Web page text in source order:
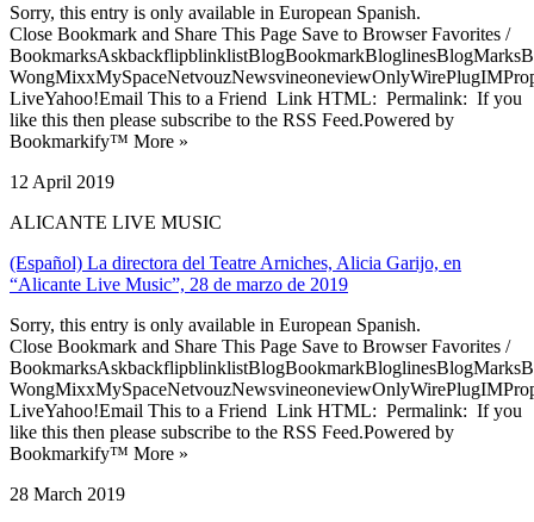
Sorry, this entry is only available in European Spanish.
Close Bookmark and Share This Page Save to Browser Favorites /
LiveYahoo!Email This to a Friend Link HTML: Permalink: If you
like this then please subscribe to the RSS Feed.Powered by
Bookmarkify™ More »
12 April 2019
ALICANTE LIVE MUSIC
(Español) La directora del Teatre Arniches, Alicia Garijo, en
“Alicante Live Music”, 28 de marzo de 2019
Sorry, this entry is only available in European Spanish.
Close Bookmark and Share This Page Save to Browser Favorites /
LiveYahoo!Email This to a Friend Link HTML: Permalink: If you
like this then please subscribe to the RSS Feed.Powered by
Bookmarkify™ More »
28 March 2019